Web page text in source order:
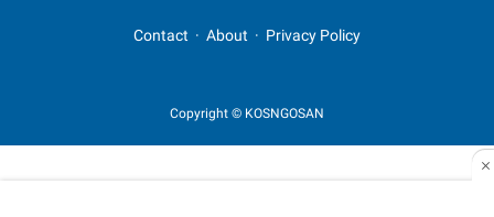
Contact About Privacy Policy
Copyright © KOSNGOSAN